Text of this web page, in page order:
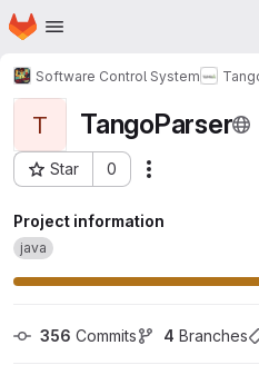
Skip to main content
Homepage
Software Control System
T TangoParser
Star 0
Project ID: 427
Project information
java
356 Commits 4 Branches